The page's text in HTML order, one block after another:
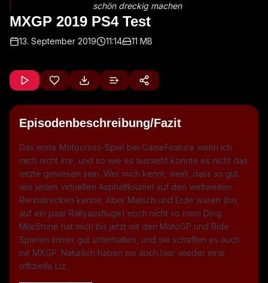
schön dreckig machen
MXGP 2019 PS4 Test
13. September 2019 11:14 11 MB
Episodenbeschreibung/Fazit
Das erste Motocross-Spiel bei GameFeature wenn ich
mich nicht irre, und so wie es aussieht könnte es nicht das
letzte gewesen sein. Wer mich kennt, weiß, dass so gut
wie jeden virtuellen Asphaltkrümel auf den weltweiten
Rennstrecken kenne. Aber Matsch und Erde waren (bis
auf ein paar Rallyausflüge) noch nicht so mein Ding.
MileStone hat mich bis jetzt mit den MotoGP und Ride
Spielen immer gut unterhalten, und sie schaffen es auch
mit MXGP. Natürlich haben sie auch hier wieder eine
offizielle Liz...